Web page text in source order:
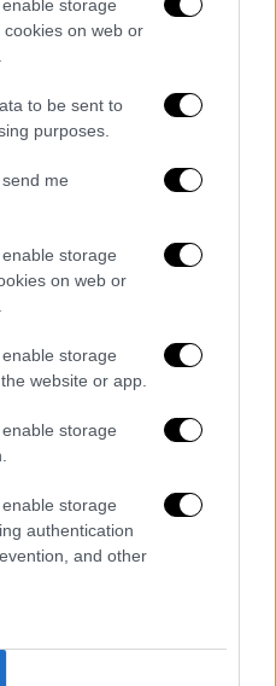
storage
on web or
to be sent to
purposes.
me
storage
on web or
storage
website or app.
storage
storage
authentication
and other
1924 είχε χαμηλή
της κοινωνίας;
ακίνητα στο
εκείνα που
της
χαμηλά της
Κτήματα-Επτά
κτήμα Πολυδένδρι
5.200.000 δραχμών.
οι εξ' αδιαιρέτου
Κωνσταντίνου
νόμον δύο μερίδια
Γεώργιος, Παύλος,
Αλεξάνδρα ανά έν.
δια την
παρά την